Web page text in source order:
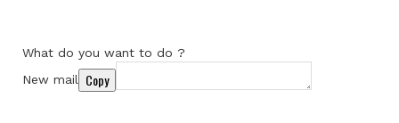
What do you want to do ?
New mail
Copy